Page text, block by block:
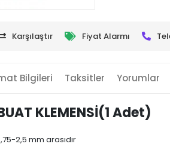
Karşılaştır Fiyat Alarmı
Bilgileri Taksitler Yorumlar
KLEMENSİ(1 Adet)
2,5 mm arasıdır